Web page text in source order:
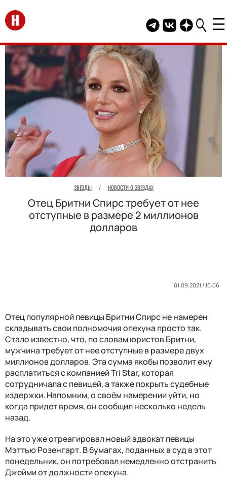
Перейти на главную
Telegram канал
Группа HELLO
Канал
ЗВЕЗДЫ / НОВОСТИ О ЗВЕЗДАХ
Отец Бритни Спирс требует от нее
отступные в размере 2 миллионов
долларов
01.09.2021 / 10:06
Отец популярной певицы Бритни Спирс не намерен
складывать свои полномочия опекуна просто так.
Стало известно, что, по словам юристов Бритни,
мужчина требует от нее отступные в размере двух
миллионов долларов. Эта сумма якобы позволит ему
расплатиться с компанией Tri Star, которая
сотрудничала с певицей, а также покрыть судебные
издержки. Напомним, о своём намерении уйти, но
когда придет время, он сообщил несколько недель
назад.
На это уже отреагировал новый адвокат певицы
Мэттью Розенгарт. В бумагах, поданных в суд в этот
понедельник, он потребовал немедленно отстранить
Джейми от должности опекуна.